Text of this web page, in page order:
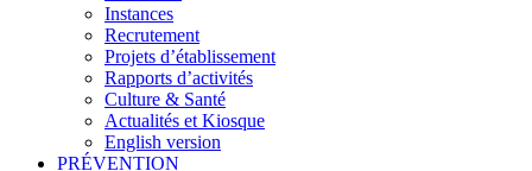
Instances
Recrutement
Projets d’établissement
Rapports d’activités
Culture & Santé
Actualités et Kiosque
English version
PRÉVENTION